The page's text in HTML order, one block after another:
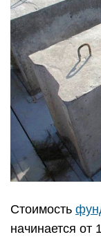
Стоимость
начинается от